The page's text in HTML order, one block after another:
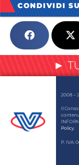
CONDIVIDI
►
2008 –
Il
Policy.
P. IVA: